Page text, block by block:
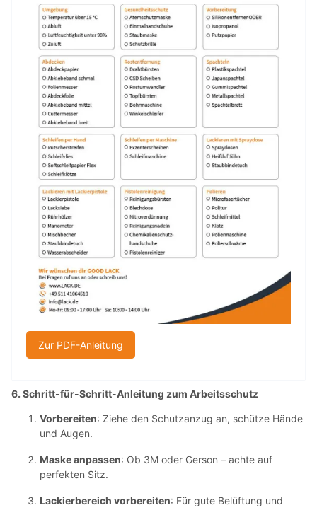
Zur PDF-Anleitung
6. Schritt-für-Schritt-Anleitung zum Arbeitsschutz
Vorbereiten: Ziehe den Schutzanzug an, schütze Hände
und Augen.
Maske anpassen: Ob 3M oder Gerson – achte auf
perfekten Sitz.
Lackierbereich vorbereiten: Für gute Belüftung und